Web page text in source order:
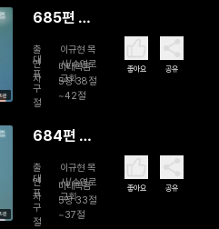
분
685편 정
정상인
출
연
자
이규현 목
사/수영로
교회
대
표
구
절
마태복음
5장 38절
~42절
좋아요 공유
분
684편 말
차 줄이기
출
연
자
이규현 목
사/수영로
교회
대
표
구
절
마태복음
5장 33절
~37절
좋아요 공유